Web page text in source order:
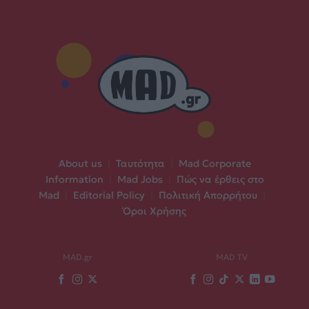
About us Ταυτότητα
Mad Corporate
Information
Mad Jobs
Πώς να έρθεις στο
Mad
Editorial Policy Πολιτική Απορρήτου
Όροι Χρήσης
MAD.gr MAD TV